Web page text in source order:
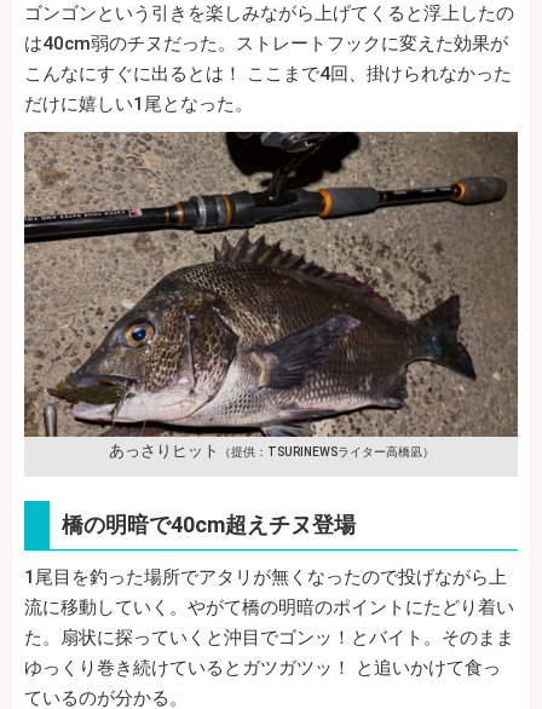
ゴンゴンという引きを楽しみながら上げてくると浮上したの
は40cm弱のチヌだった。ストレートフックに変えた効果が
こんなにすぐに出るとは！ ここまで4回、掛けられなかった
だけに嬉しい1尾となった。
あっさりヒット （提供：TSURINEWSライター高橋凪）
橋の明暗で40cm超えチヌ登場
1尾目を釣った場所でアタリが無くなったので投げながら上
流に移動していく。やがて橋の明暗のポイントにたどり着い
た。扇状に探っていくと沖目でゴンッ！とバイト。そのまま
ゆっくり巻き続けているとガツガツッ！ と追いかけて食っ
ているのが分かる。